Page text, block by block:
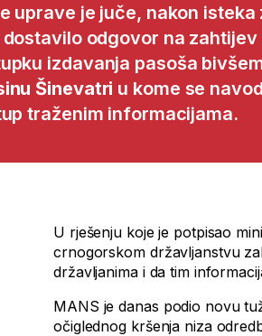
uprave je juče, nakon
dostavilo odgovor na
izdavanja pasoša
Šinevatri u kome se
traženim informacijama.
U rješenju koje je potpisao
crnogorskom državljanstvu
državljanima i da tim
MANS je danas podio novu
očiglednog kršenja niza